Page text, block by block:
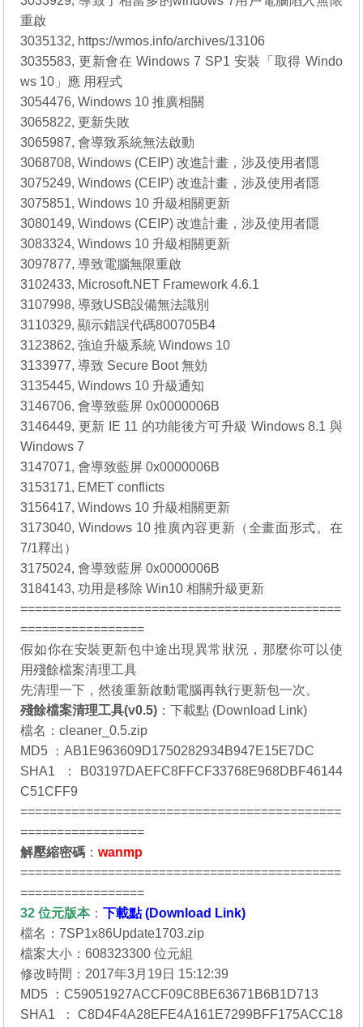
重啟
3035132, https://wmos.info/archives/13106
3035583, 更新會在 Windows 7 SP1 安裝「取得 Windo
ws 10」應 用程式
3054476, Windows 10 推廣相關
3065822, 更新失敗
3065987, 會導致系統無法啟動
3068708, Windows (CEIP) 改進計畫，涉及使用者隱
3075249, Windows (CEIP) 改進計畫，涉及使用者隱
3075851, Windows 10 升級相關更新
3080149, Windows (CEIP) 改進計畫，涉及使用者隱
3083324, Windows 10 升級相關更新
3097877, 導致電腦無限重啟
3102433, Microsoft.NET Framework 4.6.1
3107998, 導致USB設備無法識別
3110329, 顯示錯誤代碼800705B4
3123862, 強迫升級系統 Windows 10
3133977, 導致 Secure Boot 無効
3135445, Windows 10 升級通知
3146706, 會導致藍屏 0x0000006B
3146449, 更新 IE 11 的功能後方可升級 Windows 8.1 與
Windows 7
3147071, 會導致藍屏 0x0000006B
3153171, EMET conflicts
3156417, Windows 10 升級相關更新
3173040, Windows 10 推廣內容更新（全畫面形式。在
7/1釋出）
3175024, 會導致藍屏 0x0000006B
3184143, 功用是移除 Win10 相關升級更新
============================================
=================
假如你在安裝更新包中途出現異常狀況，那麼你可以使
用殘餘檔案清理工具
先清理一下，然後重新啟動電腦再執行更新包一次。
殘餘檔案清理工具(v0.5) ：下載點 (Download Link)
檔名：cleaner_0.5.zip
MD5 ：AB1E963609D1750282934B947E15E7DC
SHA1 ：B03197DAEFC8FFCF33768E968DBF46144
C51CFF9
============================================
=================
解壓縮密碼 ：wanmp
============================================
=================
32 位元版本：下載點 (Download Link)
檔名：7SP1x86Update1703.zip
檔案大小：608323300 位元組
修改時間：2017年3月19日 15:12:39
MD5 ：C59051927ACCF09C8BE63671B6B1D713
SHA1 ：C8D4F4A28EFE4A161E7299BFF175ACC18